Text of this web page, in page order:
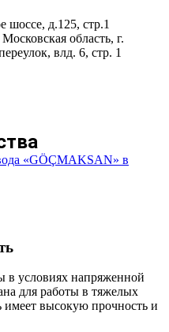
шоссе, д.125, стр.1
Московская область, г.
влд. 6, стр. 1
«GÖÇMAKSAN» в
условиях напряженной
для работы в тяжелых
имеет высокую прочность и